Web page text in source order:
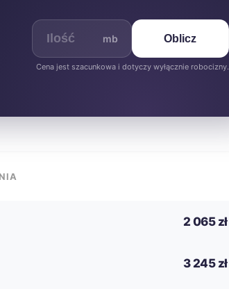
mb Oblicz
Cena jest szacunkowa i dotyczy wyłącznie robocizny.
2 065 zł
3 245 zł